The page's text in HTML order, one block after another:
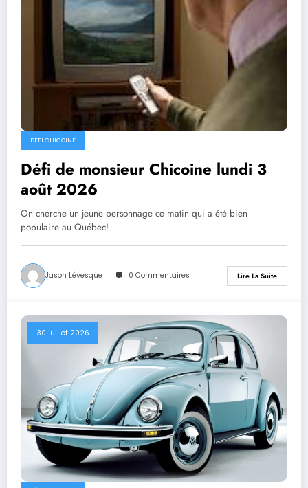
DÉFI CHICOINE
Défi de monsieur Chicoine lundi 3
août 2026
On cherche un jeune personnage ce matin qui a été bien
populaire au Québec!
Jason Lévesque 0 Commentaires Lire La Suite
30 juillet 2026